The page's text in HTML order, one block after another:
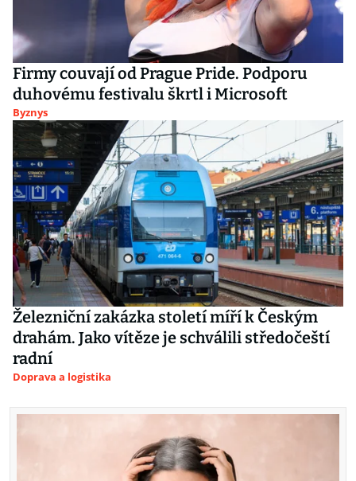
Firmy couvají od Prague Pride. Podporu
duhovému festivalu škrtl i Microsoft
Byznys
Železniční zakázka století míří k Českým
drahám. Jako vítěze je schválili středočeští
radní
Doprava a logistika